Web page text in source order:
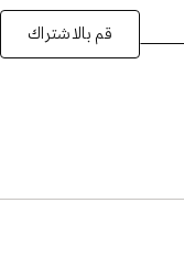
قم بالاشتراك